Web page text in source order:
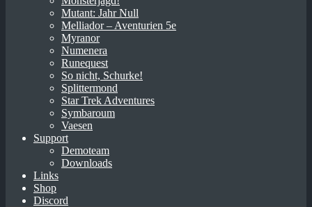
Mutant: Jahr Null
Melliador – Aventurien 5e
Myranor
Numenera
Runequest
So nicht, Schurke!
Splittermond
Star Trek Adventures
Symbaroum
Vaesen
Support
Demoteam
Downloads
Links
Shop
Discord